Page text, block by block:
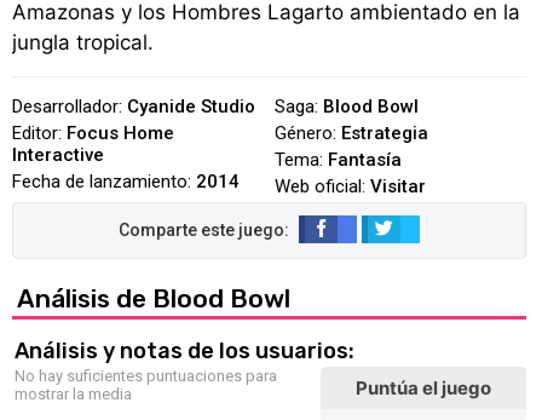
Amazonas y los Hombres Lagarto ambientado en la
jungla tropical.
Desarrollador: Cyanide Studio
Editor: Focus Home
Interactive
Fecha de lanzamiento: 2014
Saga: Blood Bowl
Género: Estrategia
Tema: Fantasía
Web oficial: Visitar
Análisis de Blood Bowl
Análisis y notas de los usuarios:
No hay suficientes puntuaciones para
mostrar la media
Puntúa el juego